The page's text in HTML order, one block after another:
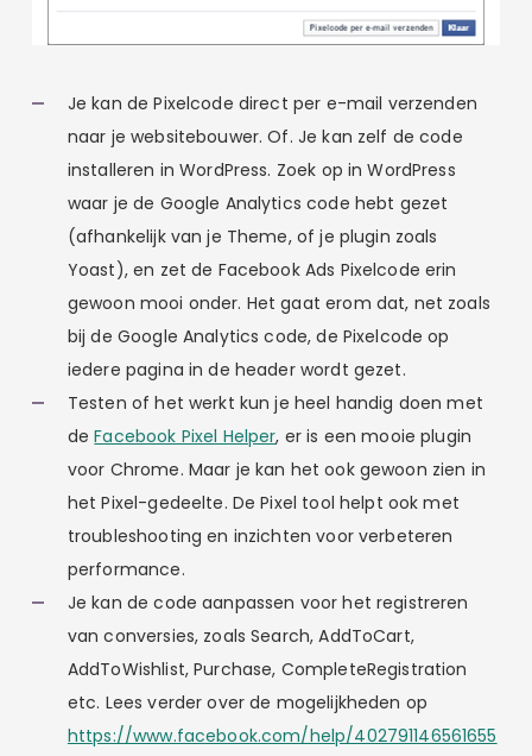
Je kan de Pixelcode direct per e-mail verzenden
naar je websitebouwer. Of. Je kan zelf de code
installeren in WordPress. Zoek op in WordPress
waar je de Google Analytics code hebt gezet
(afhankelijk van je Theme, of je plugin zoals
Yoast), en zet de Facebook Ads Pixelcode erin
gewoon mooi onder. Het gaat erom dat, net zoals
bij de Google Analytics code, de Pixelcode op
iedere pagina in de header wordt gezet.
Testen of het werkt kun je heel handig doen met
deFacebook Pixel Helper, er is een mooie plugin
voor Chrome. Maar je kan het ook gewoon zien in
het Pixel-gedeelte. De Pixel tool helpt ook met
troubleshooting en inzichten voor verbeteren
performance.
Je kan de code aanpassen voor het registreren
van conversies, zoals Search, AddToCart,
AddToWishlist, Purchase, CompleteRegistration
etc. Lees verder over de mogelijkheden op
https://www.facebook.com/help/402791146561655